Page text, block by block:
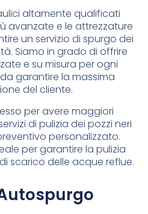
altamente qualificati
avanzate e le attrezzature
un servizio di spurgo dei
Siamo in grado di offrire
e su misura per ogni
garantire la massima
del cliente.
per avere maggiori
di pulizia dei pozzi neri
personalizzato.
per garantire la pulizia
scarico delle acque reflue.